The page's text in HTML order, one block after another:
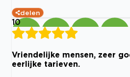
delen
10
Vriendelijke mensen, zeer
eerlijke tarieven.